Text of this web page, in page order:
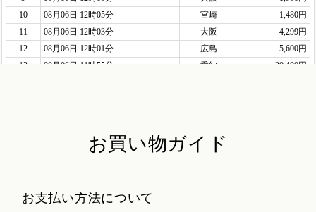
お買い物ガイド
お支払い方法について